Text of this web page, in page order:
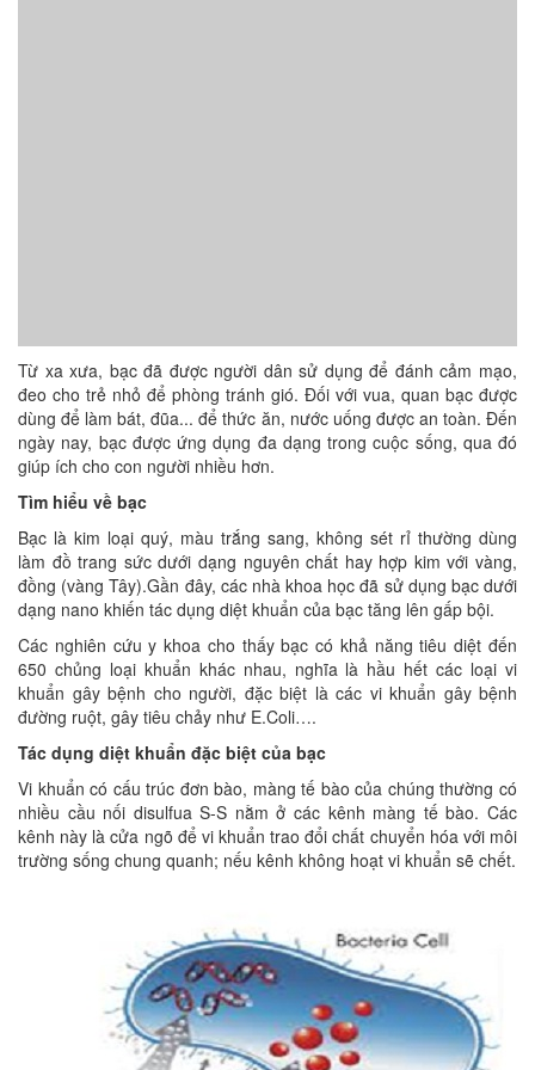
Từ xa xưa, bạc đã được người dân sử dụng để đánh cảm mạo,
đeo cho trẻ nhỏ để phòng tránh gió. Đối với vua, quan bạc được
dùng để làm bát, đũa... để thức ăn, nước uống được an toàn. Đến
ngày nay, bạc được ứng dụng đa dạng trong cuộc sống, qua đó
giúp ích cho con người nhiều hơn.
Tìm hiểu về bạc
Bạc là kim loại quý, màu trắng sang, không sét rỉ thường dùng
làm đồ trang sức dưới dạng nguyên chất hay hợp kim với vàng,
đồng (vàng Tây).Gần đây, các nhà khoa học đã sử dụng bạc dưới
dạng nano khiến tác dụng diệt khuẩn của bạc tăng lên gấp bội.
Các nghiên cứu y khoa cho thấy bạc có khả năng tiêu diệt đến
650 chủng loại khuẩn khác nhau, nghĩa là hầu hết các loại vi
khuẩn gây bệnh cho người, đặc biệt là các vi khuẩn gây bệnh
đường ruột, gây tiêu chảy như E.Coli….
Tác dụng diệt khuẩn đặc biệt của bạc
Vi khuẩn có cấu trúc đơn bào, màng tế bào của chúng thường có
nhiều cầu nối disulfua S-S nằm ở các kênh màng tế bào. Các
kênh này là cửa ngõ để vi khuẩn trao đổi chất chuyển hóa với môi
trường sống chung quanh; nếu kênh không hoạt vi khuẩn sẽ chết.